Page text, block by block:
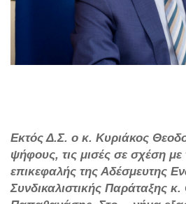
Εκτός Δ.Σ. ο κ. Κυριάκος
ψήφους, τις μισές σε σχέση με
επικεφαλής της Αδέσμευτης
Συνδικαλιστικής Παράταξης